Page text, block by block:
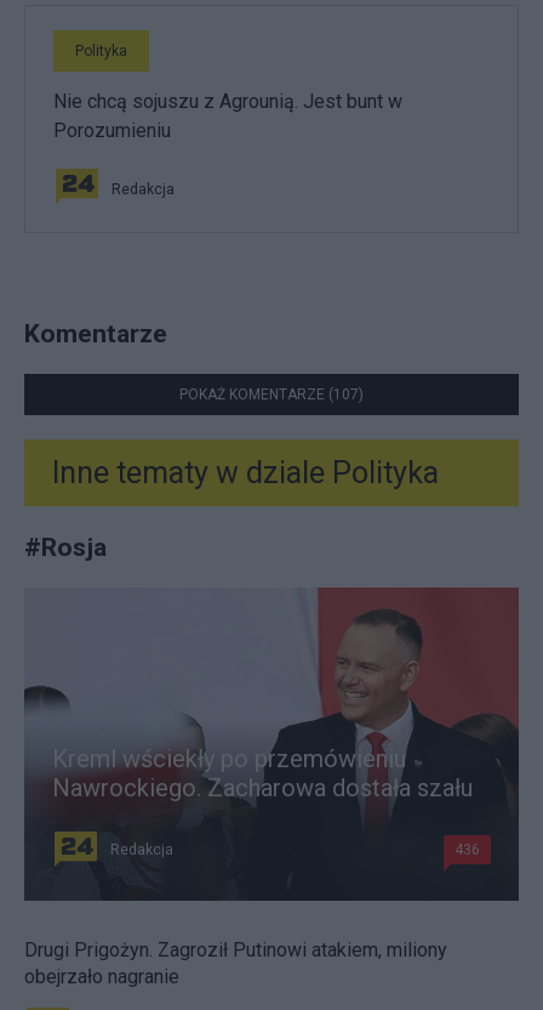
Polityka
Nie chcą sojuszu z Agrounią. Jest bunt w
Porozumieniu
Redakcja
Komentarze
POKAŻ KOMENTARZE (107)
Inne tematy w dziale Polityka
#Rosja
Kreml wściekły po przemówieniu
Nawrockiego. Zacharowa dostała szału
Redakcja 436
Drugi Prigożyn. Zagroził Putinowi atakiem, miliony
obejrzało nagranie